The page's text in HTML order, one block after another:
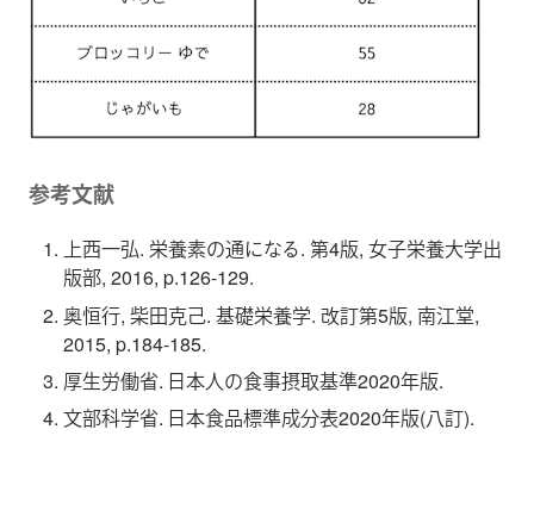
参考文献
上西一弘. 栄養素の通になる. 第4版, 女子栄養大学出
版部, 2016, p.126-129.
奥恒行, 柴田克己. 基礎栄養学. 改訂第5版, 南江堂,
2015, p.184-185.
厚生労働省. 日本人の食事摂取基準2020年版.
文部科学省. 日本食品標準成分表2020年版(八訂).